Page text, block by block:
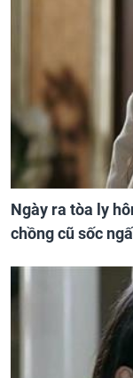
Ngày ra tòa ly
chồng cũ sốc